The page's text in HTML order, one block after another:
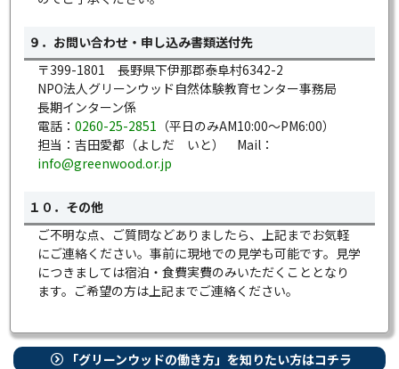
９．お問い合わせ・申し込み書類送付先
〒399-1801 長野県下伊那郡泰阜村6342-2
NPO法人グリーンウッド自然体験教育センター事務局
長期インターン係
電話：0260-25-2851 （平日のみAM10:00～PM6:00）
担当：吉田愛都（よしだ いと） Mail：
info@greenwood.or.jp
１０．その他
ご不明な点、ご質問などありましたら、上記までお気軽
にご連絡ください。事前に現地での見学も可能です。見学
につきましては宿泊・食費実費のみいただくこととなり
ます。ご希望の方は上記までご連絡ください。
「グリーンウッドの働き方」を知りたい方はコチラ